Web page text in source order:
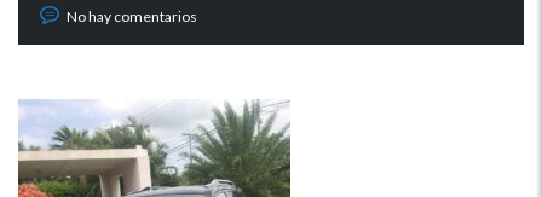
No hay comentarios